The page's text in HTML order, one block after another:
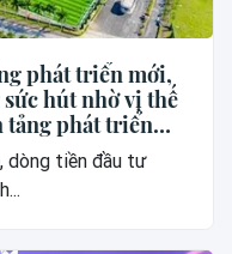
phát triển mới,
hút nhờ vị thế
tảng phát triển
dòng tiền đầu tư